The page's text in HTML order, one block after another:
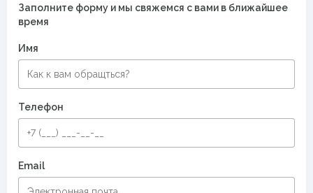
Заполните форму и мы свяжемся с вами в ближайшее
время
Имя
Телефон
Email